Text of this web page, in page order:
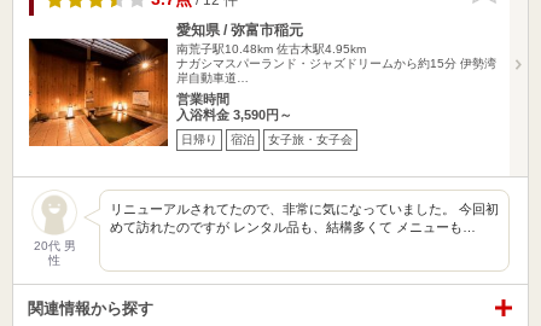
愛知県 / 弥富市稲元
南荒子駅10.48km 佐古木駅4.95km
ナガシマスパーランド・ジャズドリームから約15分 伊勢湾
岸自動車道…
営業時間
入浴料金 3,590円～
日帰り 宿泊 女子旅・女子会
20代 男
性
リニューアルされてたので、非常に気になっていました。 今回初
めて訪れたのですが レンタル品も、結構多くて メニューも…
関連情報から探す